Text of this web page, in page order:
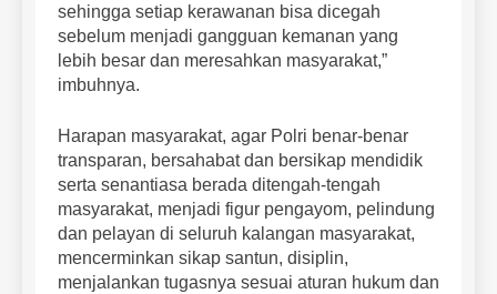
sehingga setiap kerawanan bisa dicegah
sebelum menjadi gangguan kemanan yang
lebih besar dan meresahkan masyarakat,”
imbuhnya.
Harapan masyarakat, agar Polri benar-benar
transparan, bersahabat dan bersikap mendidik
serta senantiasa berada ditengah-tengah
masyarakat, menjadi figur pengayom, pelindung
dan pelayan di seluruh kalangan masyarakat,
mencerminkan sikap santun, disiplin,
menjalankan tugasnya sesuai aturan hukum dan